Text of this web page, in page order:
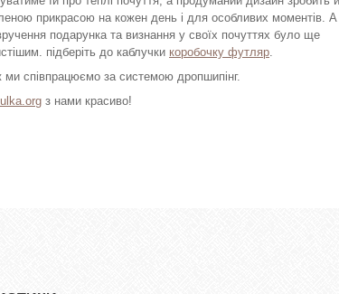
прикрасою на кожен день і для особливих моментів. А
подарунка та визнання у своїх почуттях було ще
підберіть до каблучки коробочку футляр
ми співпрацюємо за системою дропшипінг.
з нами красиво!